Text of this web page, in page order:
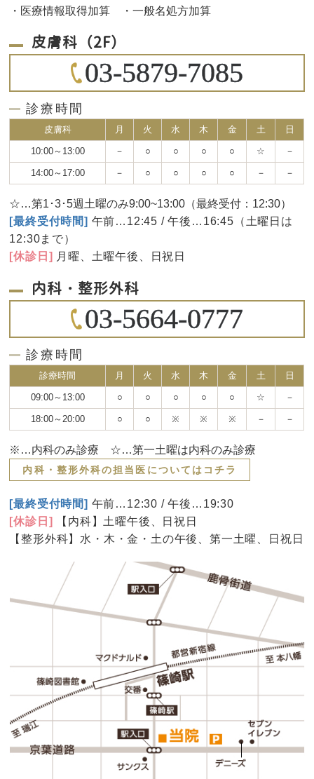
・医療情報取得加算 ・一般名処方加算
皮膚科（2F）
03-5879-7085
診療時間
皮膚科 月 火 水 木 金 土 日
10:00～13:00 － ○ ○ ○ ○ ☆ －
14:00～17:00 － ○ ○ ○ ○ － －
☆…第1･3･5週土曜のみ9:00~13:00（最終受付：12:30）
[最終受付時間] 午前…12:45 / 午後…16:45（土曜日は
12:30まで）
[休診日] 月曜、土曜午後、日祝日
内科・整形外科
03-5664-0777
診療時間
診療時間 月 火 水 木 金 土 日
09:00～13:00 ○ ○ ○ ○ ○ ☆ －
18:00～20:00 ○ ○ ※ ※ ※ － －
※…内科のみ診療 ☆…第一土曜は内科のみ診療
内科・整形外科の担当医についてはコチラ
[最終受付時間] 午前…12:30 / 午後…19:30
[休診日]
【内科】土曜午後、日祝日
【整形外科】水・木・金・土の午後、第一土曜、日祝日